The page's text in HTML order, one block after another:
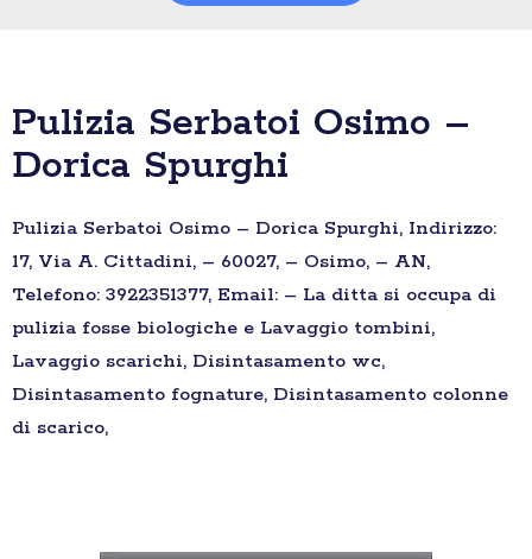
Pulizia Serbatoi Osimo –
Dorica Spurghi
Pulizia Serbatoi Osimo – Dorica Spurghi, Indirizzo:
17, Via A. Cittadini, – 60027, – Osimo, – AN,
Telefono: 3922351377, Email: – La ditta si occupa di
pulizia fosse biologiche e Lavaggio tombini,
Lavaggio scarichi, Disintasamento wc,
Disintasamento fognature, Disintasamento colonne
di scarico,